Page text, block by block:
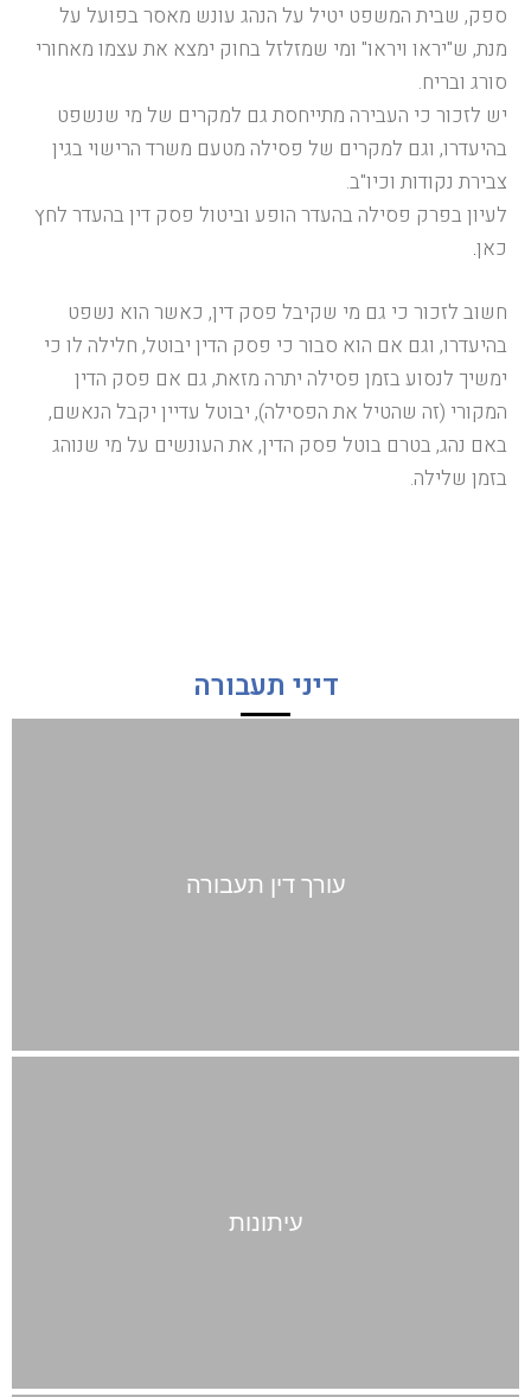
ספק, שבית המשפט יטיל על הנהג עונש מאסר בפועל על
מנת, ש"יראו ויראו" ומי שמזלזל בחוק ימצא את עצמו מאחורי
סורג ובריח.
יש לזכור כי העבירה מתייחסת גם למקרים של מי שנשפט
בהיעדרו, וגם למקרים של פסילה מטעם משרד הרישוי בגין
צבירת נקודות וכיו"ב.
לעיון בפרק פסילה בהעדר הופע וביטול פסק דין בהעדר לחץ
כאן.
חשוב לזכור כי גם מי שקיבל פסק דין, כאשר הוא נשפט
בהיעדרו, וגם אם הוא סבור כי פסק הדין יבוטל, חלילה לו כי
ימשיך לנסוע בזמן פסילה יתרה מזאת, גם אם פסק הדין
המקורי (זה שהטיל את הפסילה), יבוטל עדיין יקבל הנאשם,
באם נהג, בטרם בוטל פסק הדין, את העונשים על מי שנוהג
בזמן שלילה.
דיני תעבורה
עורך דין תעבורה
עיתונות